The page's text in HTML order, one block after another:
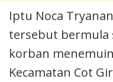
Iptu Noca
tersebut bermula
korban
Kecamatan Cot